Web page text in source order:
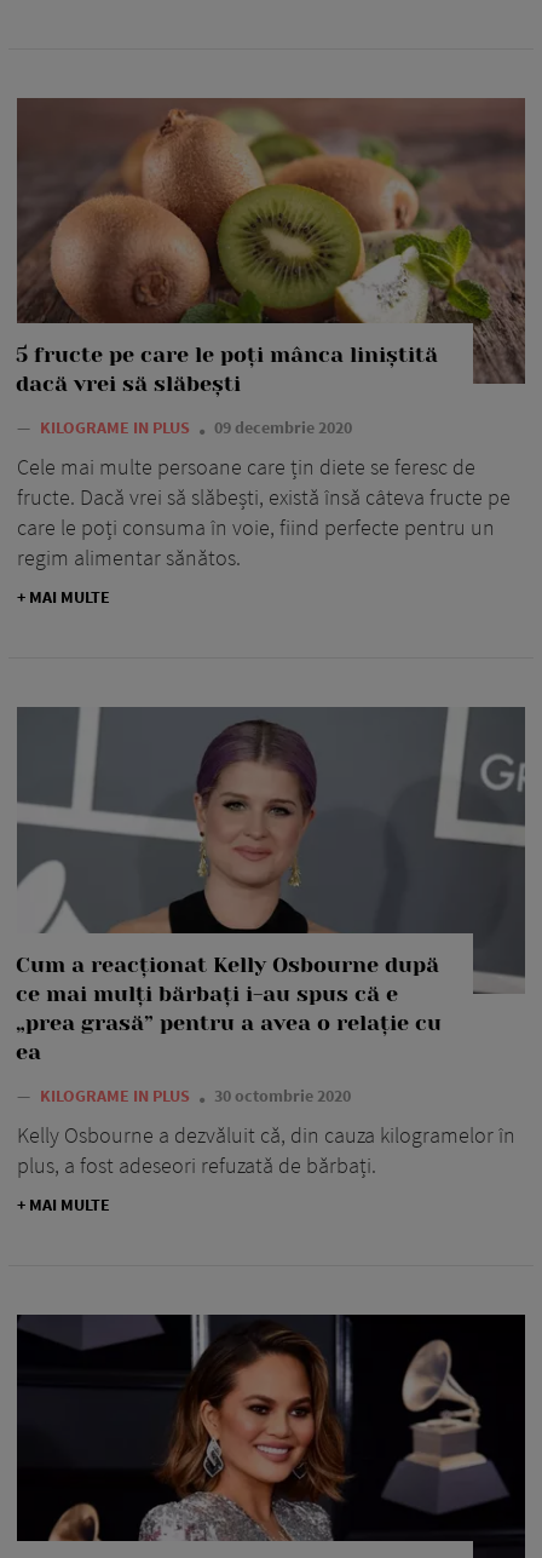
5 fructe pe care le poți mânca liniștită
dacă vrei să slăbești
— KILOGRAME IN PLUS 09 decembrie 2020
Cele mai multe persoane care țin diete se feresc de
fructe. Dacă vrei să slăbești, există însă câteva fructe pe
care le poți consuma în voie, fiind perfecte pentru un
regim alimentar sănătos.
+ MAI MULTE
Cum a reacționat Kelly Osbourne după
ce mai mulți bărbați i-au spus că e
„prea grasă” pentru a avea o relație cu
ea
— KILOGRAME IN PLUS 30 octombrie 2020
Kelly Osbourne a dezvăluit că, din cauza kilogramelor în
plus, a fost adeseori refuzată de bărbați.
+ MAI MULTE